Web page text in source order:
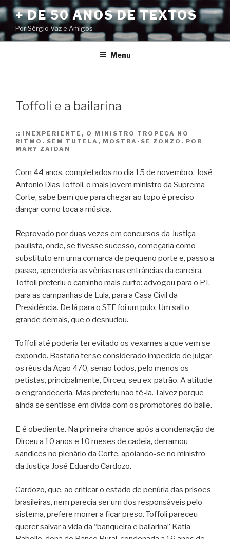
Pular
para
o
conteúdo
+ DE 50 ANOS DE TEXTOS
Por Sérgio Vaz e Amigos
Menu
Toffoli e a bailarina
:: INEXPERIENTE, O MINISTRO TROPEÇA NO
RITMO. SEM TUTELA, MOSTRA-SE ZONZO. POR
MARY ZAIDAN
Com 44 anos, completados no dia 15 de novembro, José
Antonio Dias Toffoli, o mais jovem ministro da Suprema
Corte, sabe bem que para chegar ao topo é preciso
dançar como toca a música.
Reprovado por duas vezes em concursos da Justiça
paulista, onde, se tivesse sucesso, começaria como
substituto em uma comarca de pequeno porte e, passo a
passo, aprenderia as vênias nas entrâncias da carreira,
Toffoli preferiu o caminho mais curto: advogou para o PT,
para as campanhas de Lula, para a Casa Civil da
Presidência. De lá para o STF foi um pulo. Um salto
grande demais, que o desnudou.
Toffoli até poderia ter evitado os vexames a que vem se
expondo. Bastaria ter se considerado impedido de julgar
os réus da Ação 470, senão todos, pelo menos os
petistas, principalmente, Dirceu, seu ex-patrão. A atitude
o engrandeceria. Mas preferiu não tê-la. Talvez porque
ainda se sentisse em dívida com os promotores do baile.
E é obediente. Na primeira chance após a condenação de
Dirceu a 10 anos e 10 meses de cadeia, derramou
sandices no plenário da Corte, apoiando-se no ministro
da Justiça José Eduardo Cardozo.
Cardozo, que, ao criticar o estado de penúria das prisões
brasileiras, nem parecia ser um dos responsáveis pelo
sistema, prefere morrer a ficar preso. Toffoli pareceu
querer salvar a vida da “banqueira e bailarina” Katia